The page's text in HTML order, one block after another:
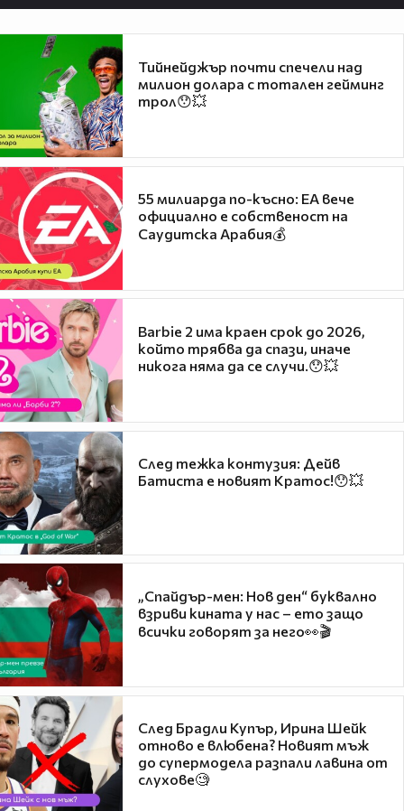
Тийнейджър почти спечели над
милион долара с тотален гейминг
трол😯💥
55 милиарда по-късно: EA вече
официално е собственост на
Саудитска Арабия💰
Barbie 2 има краен срок до 2026,
който трябва да спази, иначе
никога няма да се случи.😯💥
След тежка контузия: Дейв
Батиста е новият Кратос!😯💥
„Спайдър-мен: Нов ден“ буквално
взриви кината у нас – ето защо
всички говорят за него👀🎬
След Брадли Купър, Ирина Шейк
отново е влюбена? Новият мъж
до супермодела разпали лавина от
слухове🧐